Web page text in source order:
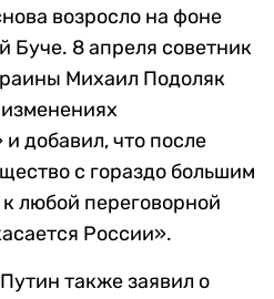
возросло на фоне
Буче. 8 апреля советник
Михаил Подоляк
добавил, что после
с гораздо большим
любой переговорной
России».
также заявил о